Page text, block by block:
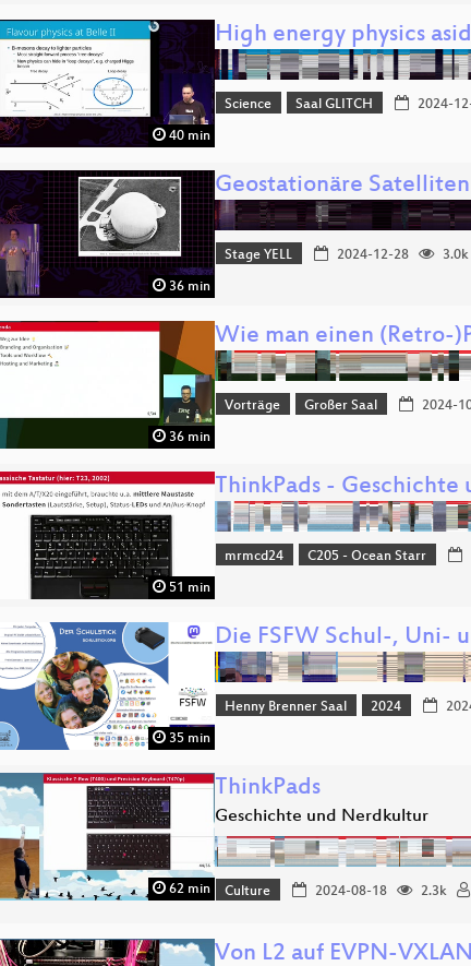
40 min
High energy physics
Science Saal GLITCH 2024-
36 min
Geostationäre
Stage YELL 2024-12-28 3.0k
36 min
Wie man einen (Retro-
Vorträge Großer Saal 2024-
51 min
ThinkPads - Geschichte
mrmcd24 C205 - Ocean Starr
35 min
Die FSFW Schul-, Uni-
Henny Brenner Saal 2024
62 min
ThinkPads
Geschichte und Nerdkultur
Culture 2024-08-18 2.3k
Von L2 auf EVPN-